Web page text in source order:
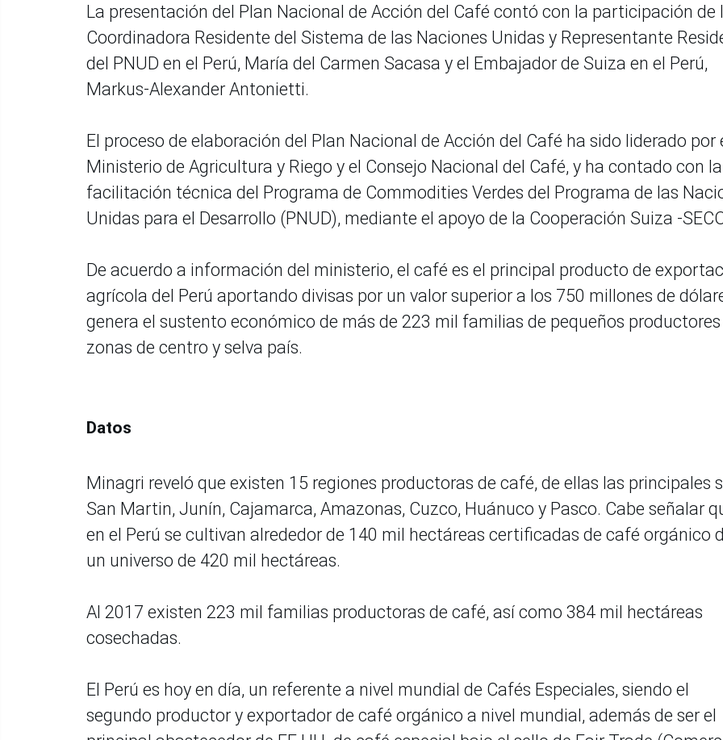
La presentación del Plan Nacional de Acción del Café contó con la participación de
Coordinadora Residente del Sistema de las Naciones Unidas y Representante
del PNUD en el Perú, María del Carmen Sacasa y el Embajador de Suiza en el Perú,
Markus-Alexander Antonietti.
El proceso de elaboración del Plan Nacional de Acción del Café ha sido liderado por
Ministerio de Agricultura y Riego y el Consejo Nacional del Café, y ha contado con la
facilitación técnica del Programa de Commodities Verdes del Programa de las
Unidas para el Desarrollo (PNUD), mediante el apoyo de la Cooperación Suiza -
De acuerdo a información del ministerio, el café es el principal producto de
agrícola del Perú aportando divisas por un valor superior a los 750 millones de
genera el sustento económico de más de 223 mil familias de pequeños productores
zonas de centro y selva país.
Datos
Minagri reveló que existen 15 regiones productoras de café, de ellas las principales
San Martin, Junín, Cajamarca, Amazonas, Cuzco, Huánuco y Pasco. Cabe señalar
en el Perú se cultivan alrededor de 140 mil hectáreas certificadas de café orgánico
un universo de 420 mil hectáreas.
Al 2017 existen 223 mil familias productoras de café, así como 384 mil hectáreas
cosechadas.
El Perú es hoy en día, un referente a nivel mundial de Cafés Especiales, siendo el
segundo productor y exportador de café orgánico a nivel mundial, además de ser el